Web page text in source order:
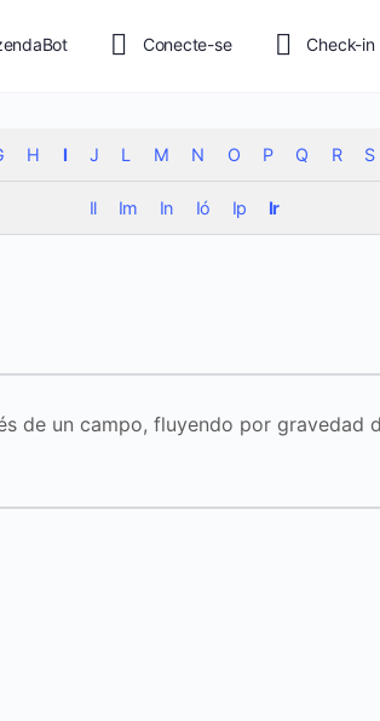
Conecte-se Check-in
H I J L M N O P Q R S
Il Im In Ió Ip Ir
de un campo, fluyendo por gravedad